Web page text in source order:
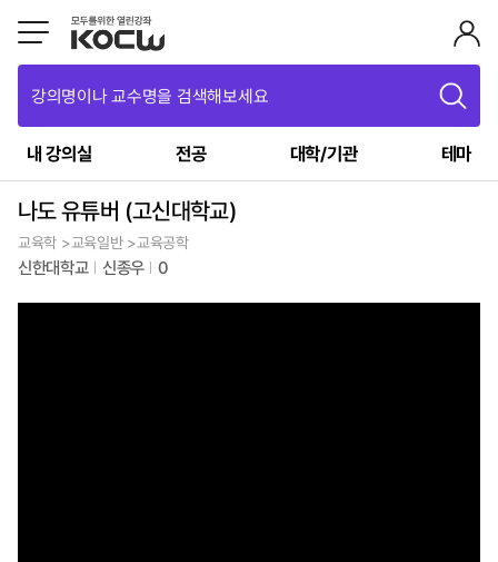
강의명이나 교수명을 검색해보세요
내 강의실 전공 대학/기관 테마
나도 유튜버 (고신대학교)
교육학 >교육일반 >교육공학
신한대학교 신종우 0